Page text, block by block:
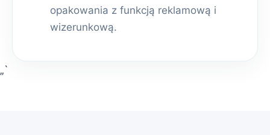
opakowania z funkcją reklamową i
wizerunkową.
„`